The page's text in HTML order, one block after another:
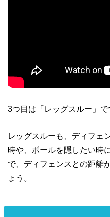
3つ目は「レッグスルー」で
レッグスルーも、ディフェ
時や、ボールを隠したい時
で、ディフェンスとの距離
ょう。